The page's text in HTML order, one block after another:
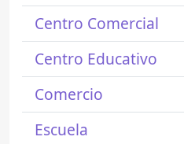
Centro Comercial
Centro Educativo
Comercio
Escuela